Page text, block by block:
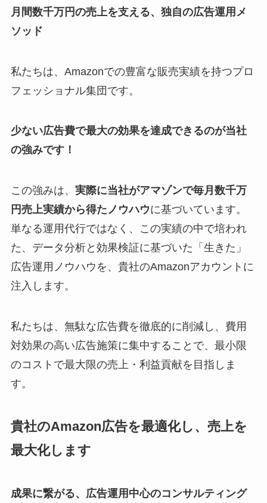
月間数千万円の売上を支える、独自の広告運用メ
ソッド
私たちは、Amazonでの豊富な販売実績を持つプロ
フェッショナル集団です。
少ない広告費で最大の効果を達成できるのが当社
の強みです！
この強みは、 実際に当社がアマゾンで毎月数千万
円売上実績から得たノウハウに基づいています。
単なる運用代行ではなく、この実績の中で培われ
た、データ分析と効果検証に基づいた「生きた」
広告運用ノウハウを、貴社のAmazonアカウントに
注入します。
私たちは、無駄な広告費を徹底的に削減し、費用
対効果の高い広告施策に集中することで、最小限
のコストで最大限の売上・利益貢献を目指しま
す。
貴社のAmazon広告を最適化し、売上を
最大化します
成果に繋がる、広告運用中心のコンサルティング